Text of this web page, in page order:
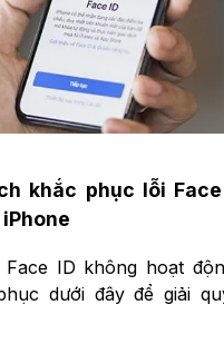
khắc phục lỗi
ID không hoạt
dưới đây để giải